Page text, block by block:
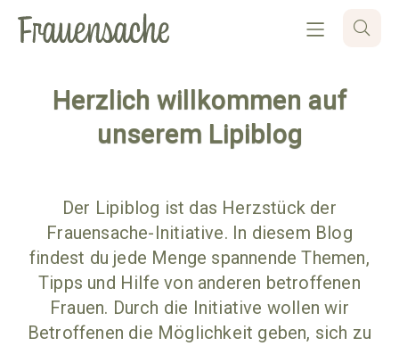
Herzlich willkommen auf
unserem Lipiblog
Der Lipiblog ist das Herzstück der
Frauensache-Initiative. In diesem Blog
findest du jede Menge spannende Themen,
Tipps und Hilfe von anderen betroffenen
Frauen. Durch die Initiative wollen wir
Betroffenen die Möglichkeit geben, sich zu